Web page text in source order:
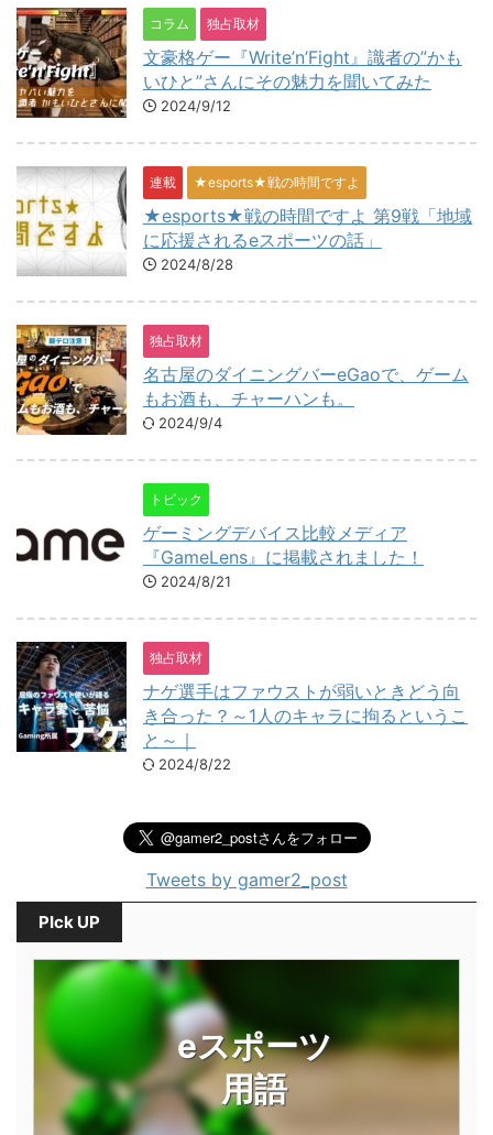
コラム 独占取材
文豪格ゲー『Write’n’Fight』識者の”かも
いひと”さんにその魅力を聞いてみた
2024/9/12
連載 ★esports★戦の時間ですよ
★esports★戦の時間ですよ 第9戦「地域
に応援されるeスポーツの話」
2024/8/28
独占取材
名古屋のダイニングバーeGaoで、ゲーム
もお酒も、チャーハンも。
2024/9/4
トピック
ゲーミングデバイス比較メディア
『GameLens』に掲載されました！
2024/8/21
独占取材
ナゲ選手はファウストが弱いときどう向
き合った？～1人のキャラに拘るというこ
と～｜
2024/8/22
Tweets by gamer2_post
PIck UP
eスポーツ
用語